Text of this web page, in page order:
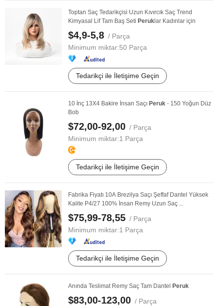
Toptan Saç Tedarikçisi Uzun Kıvırcık Saç Trend
Kimyasal Lif Tam Baş Seti Peruk lar Kadınlar için
$4,9-5,8 / Parça
Minimum miktar:50 Parça
Tedarikçi ile İletişime Geçin
10 İnç 13X4 Bakire İnsan Saçı Peruk - 150 Yoğun Düz
Bob
$72,00-92,00 / Parça
Minimum miktar:1 Parça
Tedarikçi ile İletişime Geçin
Fabrika Fiyatı 10A Brezilya Saçı Şeffaf Dantel Yüksek
Kalite P4/27 100% İnsan Remy Uzun Saç ...
$75,99-78,55 / Parça
Minimum miktar:1 Parça
Tedarikçi ile İletişime Geçin
Anında Teslimat Remy Saç Tam Dantel Peruk
$83,00-123,00 / Parça